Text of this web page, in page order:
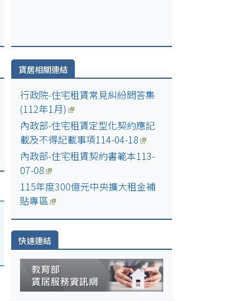
賃居相關連結
行政院-住宅租賃常見糾紛問答集
(112年1月)
內政部-住宅租賃定型化契約應記
載及不得記載事項114-04-18
內政部-住宅租賃契約書範本113-
07-08
115年度300億元中央擴大租金補
貼專區
快速連結